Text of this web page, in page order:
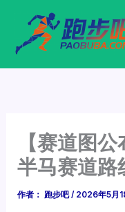
【赛道图
半马赛道路
作者： 跑步吧/ 2026年5月